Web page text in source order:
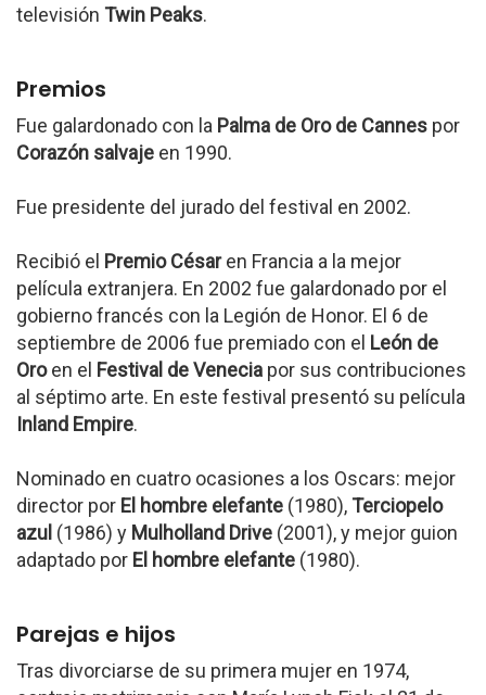
televisión Twin Peaks.
Premios
Fue galardonado con la Palma de Oro de Cannes por
Corazón salvaje en 1990.
Fue presidente del jurado del festival en 2002.
Recibió el Premio Césaren Francia a la mejor
película extranjera. En 2002 fue galardonado por el
gobierno francés con la Legión de Honor. El 6 de
septiembre de 2006 fue premiado con el León de
Oroen el Festival de Venecia por sus contribuciones
al séptimo arte. En este festival presentó su película
Inland Empire.
Nominado en cuatro ocasiones a los Oscars: mejor
director por El hombre elefante (1980), Terciopelo
azul (1986) y Mulholland Drive (2001), y mejor guion
adaptado por El hombre elefante (1980).
Parejas e hijos
Tras divorciarse de su primera mujer en 1974,